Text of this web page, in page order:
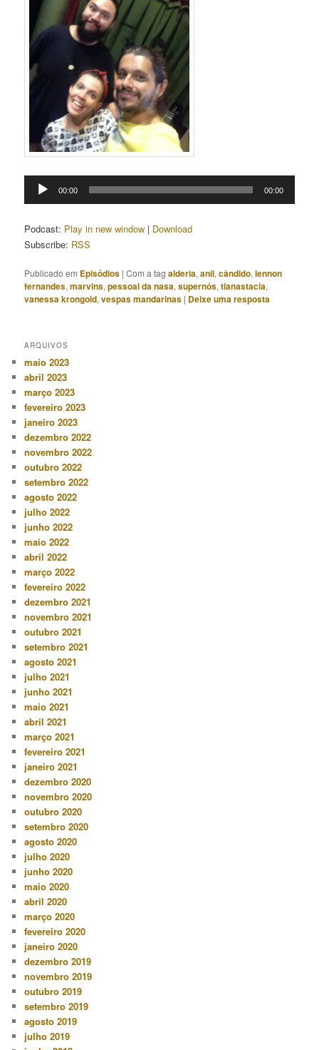
Tocador
00:00 00:00
Podcast: Play in new window | Download
Subscribe: RSS
Publicado em Episódios |Com a tagalderia,anil,cândido,lennon
fernandes,marvins,pessoal da nasa,supernós,tianastacia,
vanessa krongold,vespas mandarinas | Deixe uma resposta
ARQUIVOS
maio 2023
abril 2023
março 2023
fevereiro 2023
janeiro 2023
dezembro 2022
novembro 2022
outubro 2022
setembro 2022
agosto 2022
julho 2022
junho 2022
maio 2022
abril 2022
março 2022
fevereiro 2022
dezembro 2021
novembro 2021
outubro 2021
setembro 2021
agosto 2021
julho 2021
junho 2021
maio 2021
abril 2021
março 2021
fevereiro 2021
janeiro 2021
dezembro 2020
novembro 2020
outubro 2020
setembro 2020
agosto 2020
julho 2020
junho 2020
maio 2020
abril 2020
março 2020
fevereiro 2020
janeiro 2020
dezembro 2019
novembro 2019
outubro 2019
setembro 2019
agosto 2019
julho 2019